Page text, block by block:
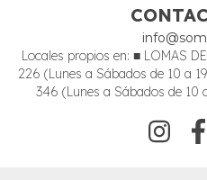
Locales propios en: ■ LOMAS
226 (Lunes a Sábados de 10 a
346 (Lunes a Sábados de 10